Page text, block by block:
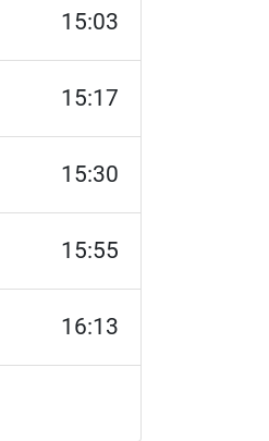
15:03
15:17
15:30
15:55
16:13